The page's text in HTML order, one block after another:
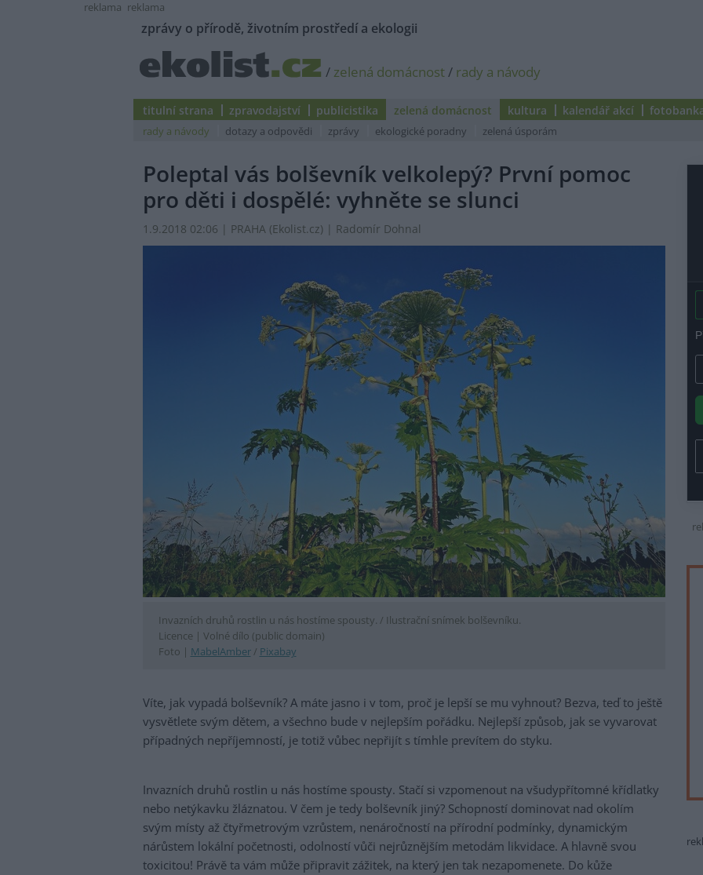
reklama reklama
zprávy o přírodě, životním prostředí a ekologii
/ zelená domácnost/ rady a návody
titulní strana zpravodajství publicistika zelená domácnost kultura kalendář akcí
rady a návody dotazy a odpovědi zprávy ekologické poradny zelená úsporám
Poleptal vás bolševník velkolepý? První pomoc
pro děti i dospělé: vyhněte se slunci
1.9.2018 02:06 | PRAHA (Ekolist.cz) | Radomír Dohnal
Invazních druhů rostlin u nás hostíme spousty. / Ilustrační snímek bolševníku.
Licence | Volné dílo (public domain)
Foto | MabelAmber/ Pixabay
Víte, jak vypadá bolševník? A máte jasno i v tom, proč je lepší se mu vyhnout? Bezva, teď to ještě
vysvětlete svým dětem, a všechno bude v nejlepším pořádku. Nejlepší způsob, jak se vyvarovat
případných nepříjemností, je totiž vůbec nepřijít s tímhle prevítem do styku.
Invazních druhů rostlin u nás hostíme spousty. Stačí si vzpomenout na všudypřítomné křídlatky
nebo netýkavku žláznatou. V čem je tedy bolševník jiný? Schopností dominovat nad okolím
svým místy až čtyřmetrovým vzrůstem, nenáročností na přírodní podmínky, dynamickým
nárůstem lokální početnosti, odolností vůči nejrůznějším metodám likvidace. A hlavně svou
toxicitou! Právě ta vám může připravit zážitek, na který jen tak nezapomenete. Do kůže